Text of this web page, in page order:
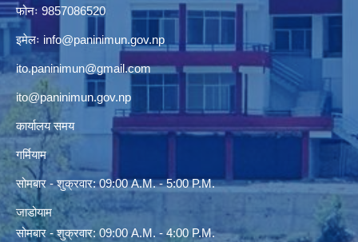
फोनः 9857086520
इमेलः info@paninimun.gov.np
ito.paninimun@gmail.com
ito@paninimun.gov.np
कार्यालय समय
गर्मियाम
सोमबार - शुक्रवार: 09:00 A.M. - 5:00 P.M.
जाडोयाम
सोमबार - शुक्रवार: 09:00 A.M. - 4:00 P.M.